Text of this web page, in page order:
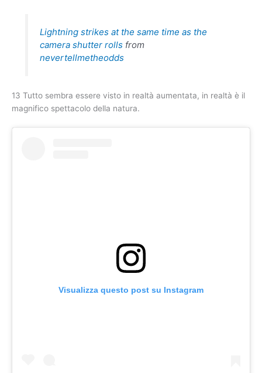
Lightning strikes at the same time as the
camera shutter rollsfrom
nevertellmetheodds
13 Tutto sembra essere visto in realtà aumentata, in realtà è il
magnifico spettacolo della natura.
Visualizza questo post su Instagram